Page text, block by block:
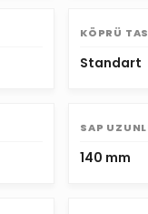
KÖPRÜ
Standart
SAP
140 mm